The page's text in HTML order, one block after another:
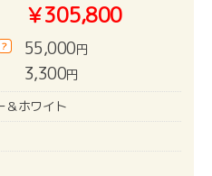
￥305,800
? 55,000円
3,300円
＆ホワイト